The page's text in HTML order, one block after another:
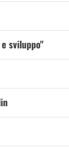
sviluppo"